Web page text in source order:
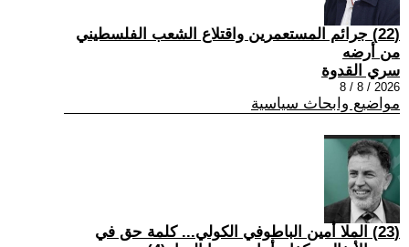
(22) جرائم المستعمرين واقتلاع الشعب الفلسطيني
من أرضه
سري القدوة
2026 / 8 / 8
مواضيع وابحاث سياسية
(23) الملا أمين الباطوفي الكولي... كلمة حق في